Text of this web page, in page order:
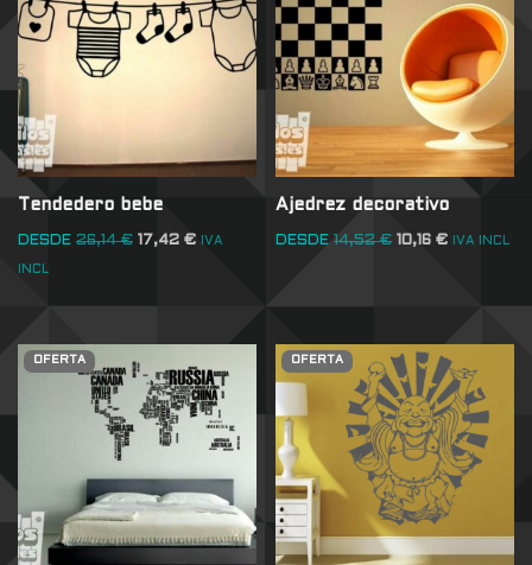
Tendedero bebe
DESDE 26,14€ 17,42 € IVA
INCL
Ajedrez decorativo
DESDE 14,52€ 10,16€ IVA INCL
OFERTA OFERTA